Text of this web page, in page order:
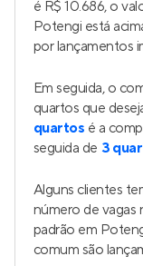
é R$ 10.686, o
Potengi está
por lançamentos
Em seguida, o
quartos que
quartos é a
seguida de 3
Alguns clientes
número de vagas
padrão em
comum são